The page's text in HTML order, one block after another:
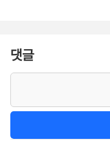
댓글